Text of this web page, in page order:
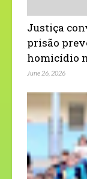
Justiça
prisão
homicídio
June 26, 2026